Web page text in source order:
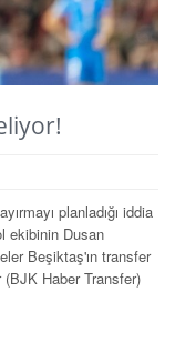
planladığı iddia
ekibinin Dusan
Beşiktaş'ın transfer
(BJK Haber Transfer)